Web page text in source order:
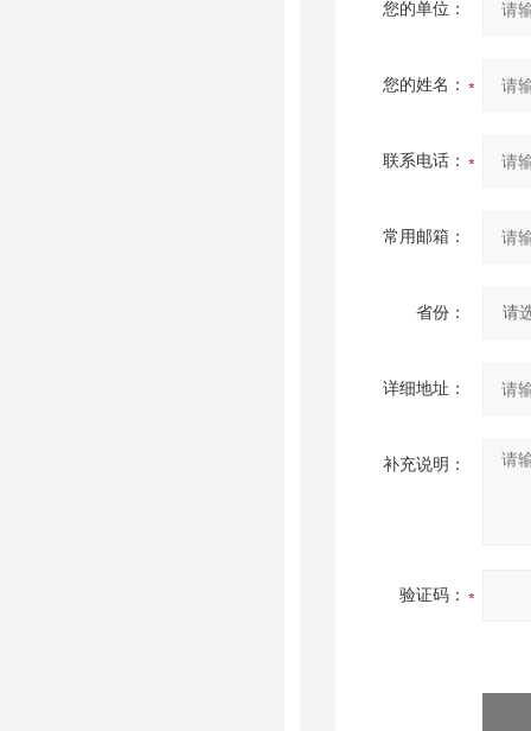
您的单位：
您的姓名：
联系电话：
常用邮箱：
省份：
详细地址：
补充说明：
验证码：